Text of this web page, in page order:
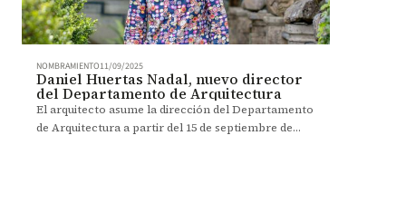
NOMBRAMIENTO11/09/2025
Daniel Huertas Nadal, nuevo director
del Departamento de Arquitectura
El arquitecto asume la dirección del Departamento
de Arquitectura a partir del 15 de septiembre de